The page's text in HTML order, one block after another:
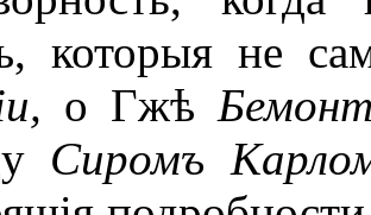
которыя не
о Гжѣ
Сиромъ